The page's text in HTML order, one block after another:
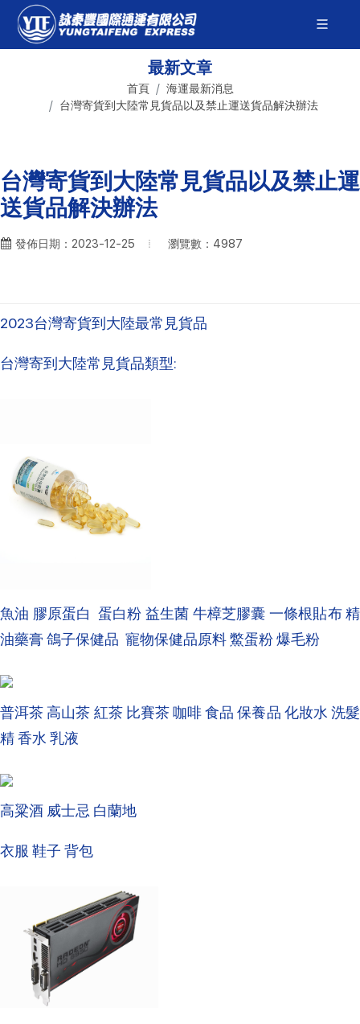
最新文章
首頁
海運最新消息
台灣寄貨到大陸常見貨品以及禁止運送貨品解決辦法
台灣寄貨到大陸常見貨品以及禁止運
送貨品解決辦法
發佈日期：2023-12-25 瀏覽數：4987
2023台灣寄貨到大陸最常見貨品
台灣寄到大陸常見貨品類型:
魚油 膠原蛋白 蛋白粉 益生菌 牛樟芝膠囊 一條根貼布 精
油藥膏 鴿子保健品 寵物保健品原料 鱉蛋粉 爆毛粉
普洱茶 高山茶 紅茶 比賽茶 咖啡 食品 保養品 化妝水 洗髮
精 香水 乳液
高粱酒 威士忌 白蘭地
衣服 鞋子 背包